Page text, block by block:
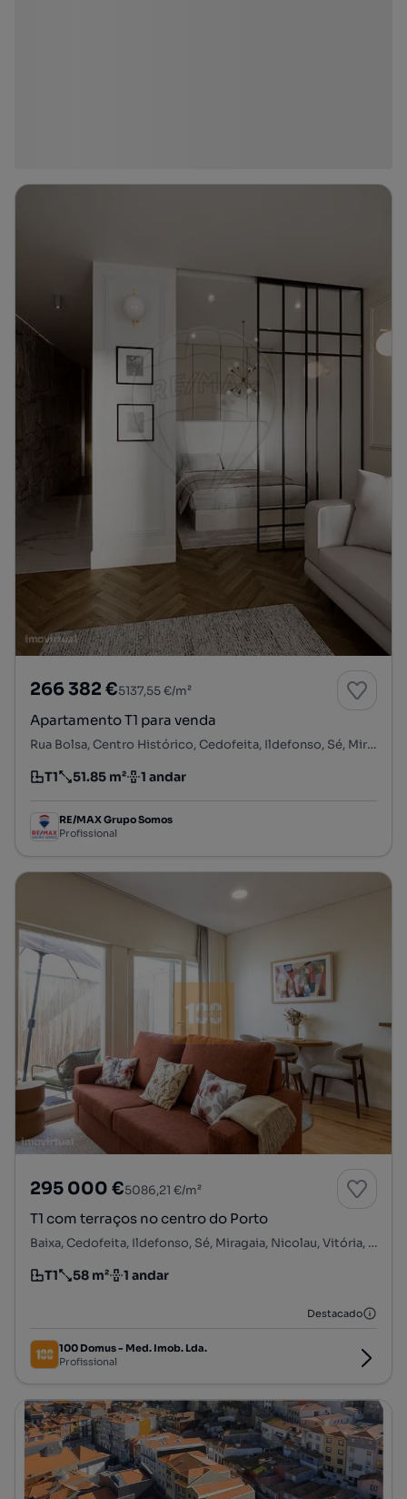
266 382 €5137,55 €/m²
Apartamento T1 para venda
Rua Bolsa, Centro Histórico, Cedofeita, Ildefonso, Sé, Miragaia, Nicolau, Vitória, Porto, Porto
Tipologia
T1
Preço por metro quadrado
51.85 m²
Andar 1 andar
RE/MAX Grupo Somos
Profissional
295 000 €5086,21 €/m²
T1 com terraços no centro do Porto
Baixa, Cedofeita, Ildefonso, Sé, Miragaia, Nicolau, Vitória, Porto, Porto
Tipologia
T1
Preço por metro quadrado
58 m²
Andar 1 andar
Destacado
100 Domus - Med. Imob. Lda.
Profissional